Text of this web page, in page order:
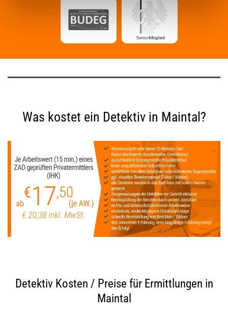
Was kostet ein Detektiv in Maintal?
Detektiv Kosten / Preise für Ermittlungen in
Maintal